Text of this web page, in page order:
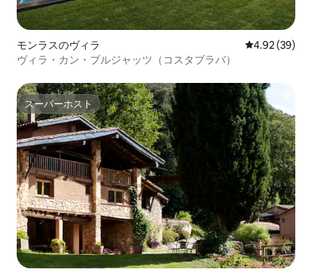
モンラスのヴィラ レビュー39
4.92 (39)
ヴィラ・カン・ブルジャッツ（コスタブラバ）
スーパーホスト
スーパーホスト